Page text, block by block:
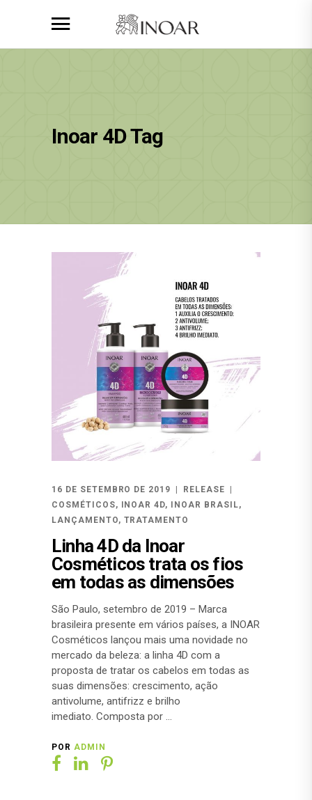
Inoar 4D Tag
16 DE SETEMBRO DE 2019
RELEASE
COSMÉTICOS, INOAR 4D, INOAR BRASIL,
LANÇAMENTO, TRATAMENTO
Linha 4D da Inoar
Cosméticos trata os fios
em todas as dimensões
São Paulo, setembro de 2019 – Marca
brasileira presente em vários países, a INOAR
Cosméticos lançou mais uma novidade no
mercado da beleza: a linha 4D com a
proposta de tratar os cabelos em todas as
suas dimensões: crescimento, ação
antivolume, antifrizz e brilho
imediato. Composta por
POR ADMIN